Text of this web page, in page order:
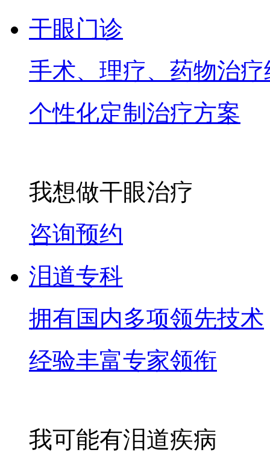
干眼门诊
手术、理疗、药物治疗
个性化定制治疗方案
我想做干眼治疗
咨询预约
泪道专科
拥有国内多项领先技术
经验丰富专家领衔
我可能有泪道疾病